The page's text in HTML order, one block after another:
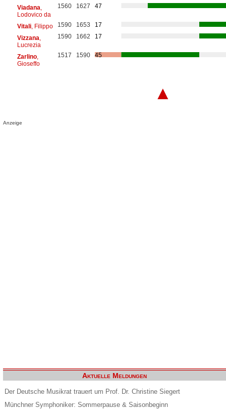
Viadana
Lodovico da
1560 1627 47
Vitali, Filippo 1590 1653
17
Vizzana
Lucrezia
1590 1662 17
Zarlino,
Gioseffo
1517 1590 45
▲
Anzeige
Aktuelle Meldungen
Der Deutsche Musikrat trauert um Prof. Dr. Christine Siegert
Münchner Symphoniker: Sommerpause & Saisonbeginn